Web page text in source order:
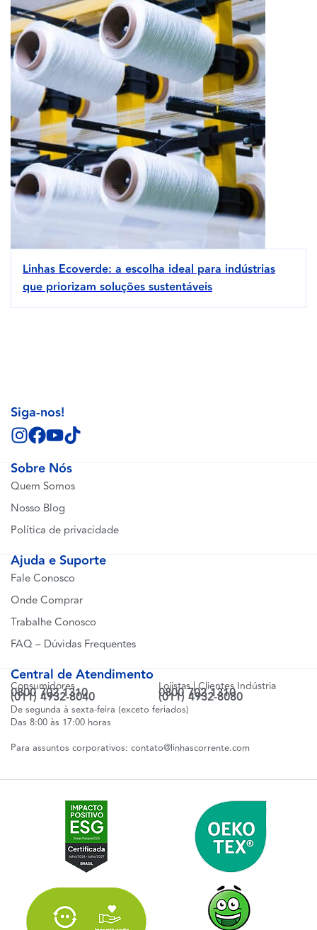
Linhas Ecoverde: a escolha ideal para indústrias
que priorizam soluções sustentáveis
Sobre Nós
Quem Somos
Nosso Blog
Política de privacidade
Ajuda e Suporte
Fale Conosco
Onde Comprar
Trabalhe Conosco
FAQ – Dúvidas Frequentes
Central de Atendimento
Consumidores
0800 702 1310
(011) 4932-8040
Lojistas | Clientes Indústria
0800 702 1310
(011) 4932-8080
De segunda à sexta-feira (exceto feriados)
Das 8:00 às 17:00 horas
Para assuntos corporativos: contato@linhascorrente.com
Siga-nos!